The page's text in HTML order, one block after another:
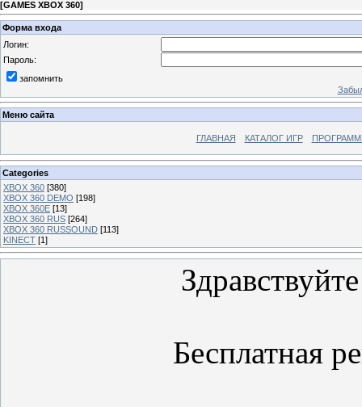
[GAMES XBOX 360]
Форма входа
Логин:
Пароль:
запомнить
Меню сайта
ГЛАВНАЯ КАТАЛОГ ИГР
Categories
XBOX 360 [380]
XBOX 360 DEMO [198]
XBOX 360E [13]
XBOX 360 RUS [264]
XBOX 360 RUSSOUND [113]
KINECT [1]
Бесплатная